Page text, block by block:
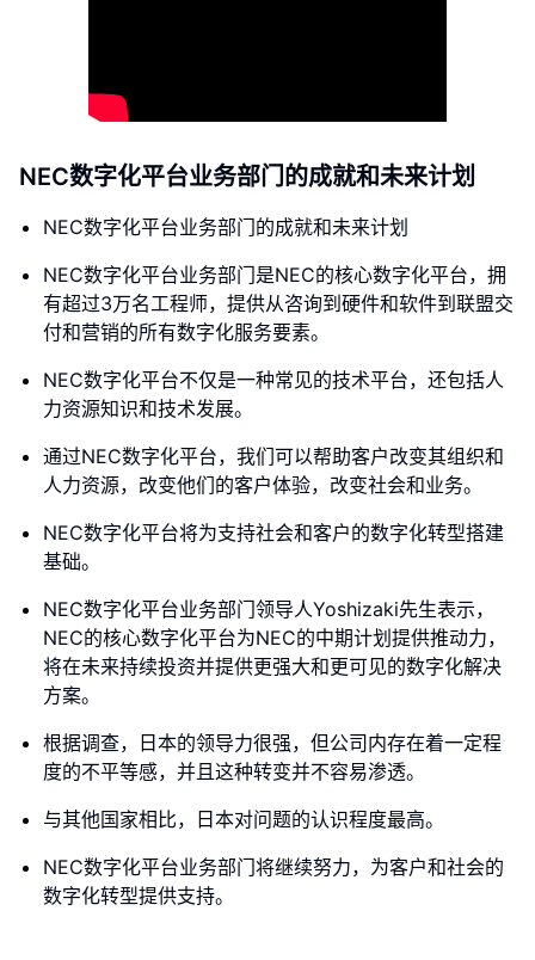
NEC数字化平台业务部门的成就和未来计划
NEC数字化平台业务部门的成就和未来计划
NEC数字化平台业务部门是NEC的核心数字化平台，拥
有超过3万名工程师，提供从咨询到硬件和软件到联盟交
付和营销的所有数字化服务要素。
NEC数字化平台不仅是一种常见的技术平台，还包括人
力资源知识和技术发展。
通过NEC数字化平台，我们可以帮助客户改变其组织和
人力资源，改变他们的客户体验，改变社会和业务。
NEC数字化平台将为支持社会和客户的数字化转型搭建
基础。
NEC数字化平台业务部门领导人Yoshizaki先生表示，
NEC的核心数字化平台为NEC的中期计划提供推动力，
将在未来持续投资并提供更强大和更可见的数字化解决
方案。
根据调查，日本的领导力很强，但公司内存在着一定程
度的不平等感，并且这种转变并不容易渗透。
与其他国家相比，日本对问题的认识程度最高。
NEC数字化平台业务部门将继续努力，为客户和社会的
数字化转型提供支持。